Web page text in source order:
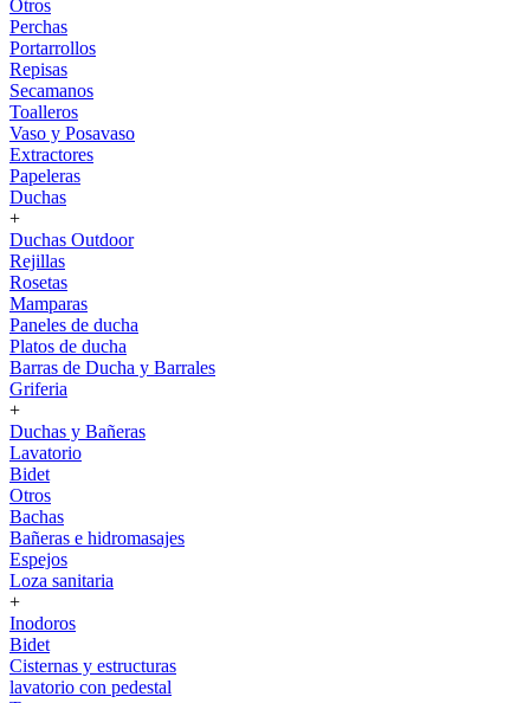
Otros
Perchas
Portarrollos
Repisas
Secamanos
Toalleros
Vaso y Posavaso
Extractores
Papeleras
Duchas
+
Duchas Outdoor
Rejillas
Rosetas
Mamparas
Paneles de ducha
Platos de ducha
Barras de Ducha y Barrales
Griferia
+
Duchas y Bañeras
Lavatorio
Bidet
Otros
Bachas
Bañeras e hidromasajes
Espejos
Loza sanitaria
+
Inodoros
Bidet
Cisternas y estructuras
lavatorio con pedestal